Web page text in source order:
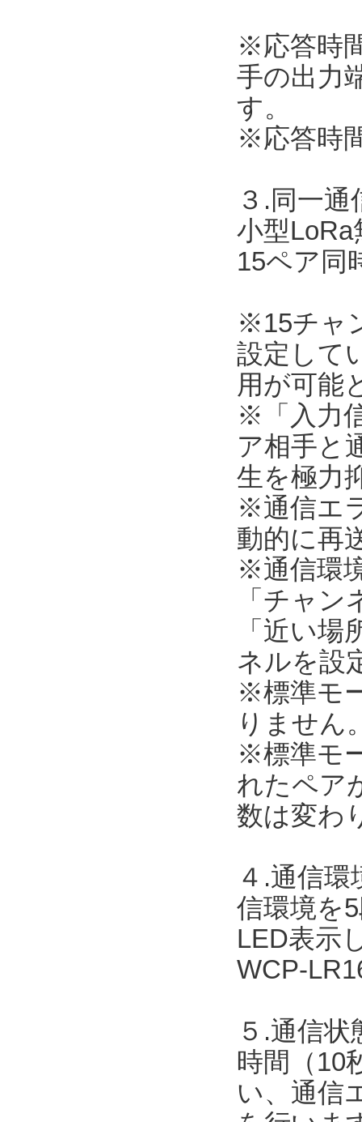
※応答時
手の出力
す。
※応答時
３.同一
小型
15ペア同
※15チャ
設定して
用が可能
※「入力
ア相手と
生を極力
※通信エ
動的に再
※通信環
「チャ
「近い
ネルを設
※標準モ
りません
※標準モ
れたペア
数は変わ
４.通信
信環境を
LED表示
WCP-
５.通信
時間（10
い、通信